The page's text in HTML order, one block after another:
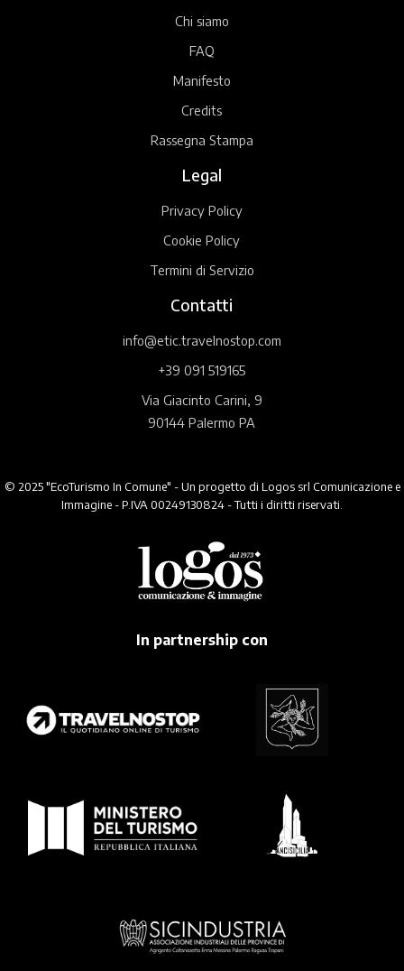
Chi siamo
FAQ
Manifesto
Credits
Rassegna Stampa
Legal
Privacy Policy
Cookie Policy
Termini di Servizio
Contatti
info@etic.travelnostop.com
+39 091 519165
Via Giacinto Carini, 9
90144 Palermo PA
© 2025 "EcoTurismo In Comune" - Un progetto di Logos srl Comunicazione e
Immagine - P.IVA 00249130824 - Tutti i diritti riservati.
In partnership con